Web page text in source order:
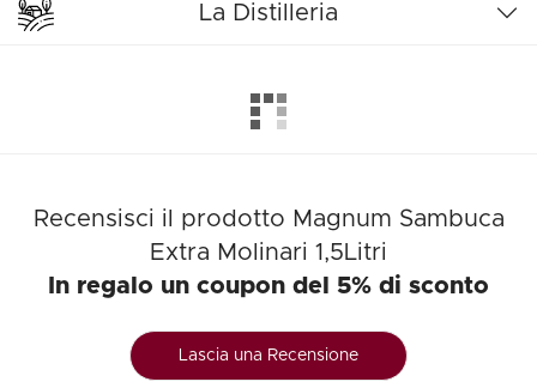
La Distilleria
Recensisci il prodotto Magnum Sambuca
Extra Molinari 1,5Litri
In regalo un coupon del 5% di sconto
Lascia una Recensione